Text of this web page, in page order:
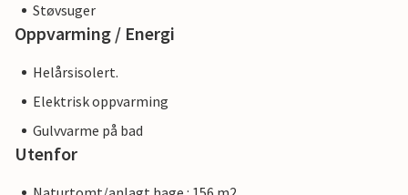
Støvsuger
Oppvarming / Energi
Helårsisolert.
Elektrisk oppvarming
Gulvvarme på bad
Utenfor